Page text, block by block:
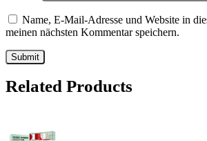
Name, E-Mail-Adresse und Website in
meinen nächsten Kommentar speichern.
Related Products